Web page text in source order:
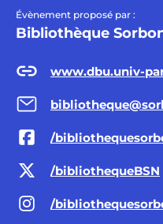
Évènement proposé par :
Bibliothèque
www.dbu.univ-
/
/bibliothequeBSN
/